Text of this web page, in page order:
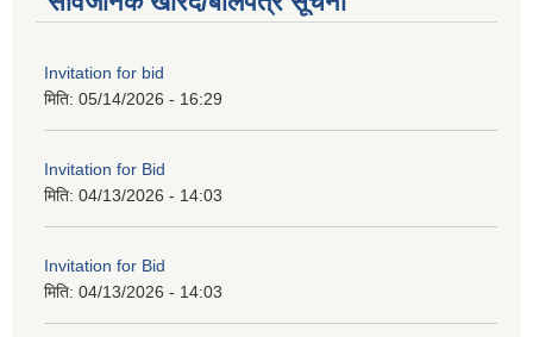
Invitation for bid
मिति: 05/14/2026 - 16:29
Invitation for Bid
मिति: 04/13/2026 - 14:03
Invitation for Bid
मिति: 04/13/2026 - 14:03